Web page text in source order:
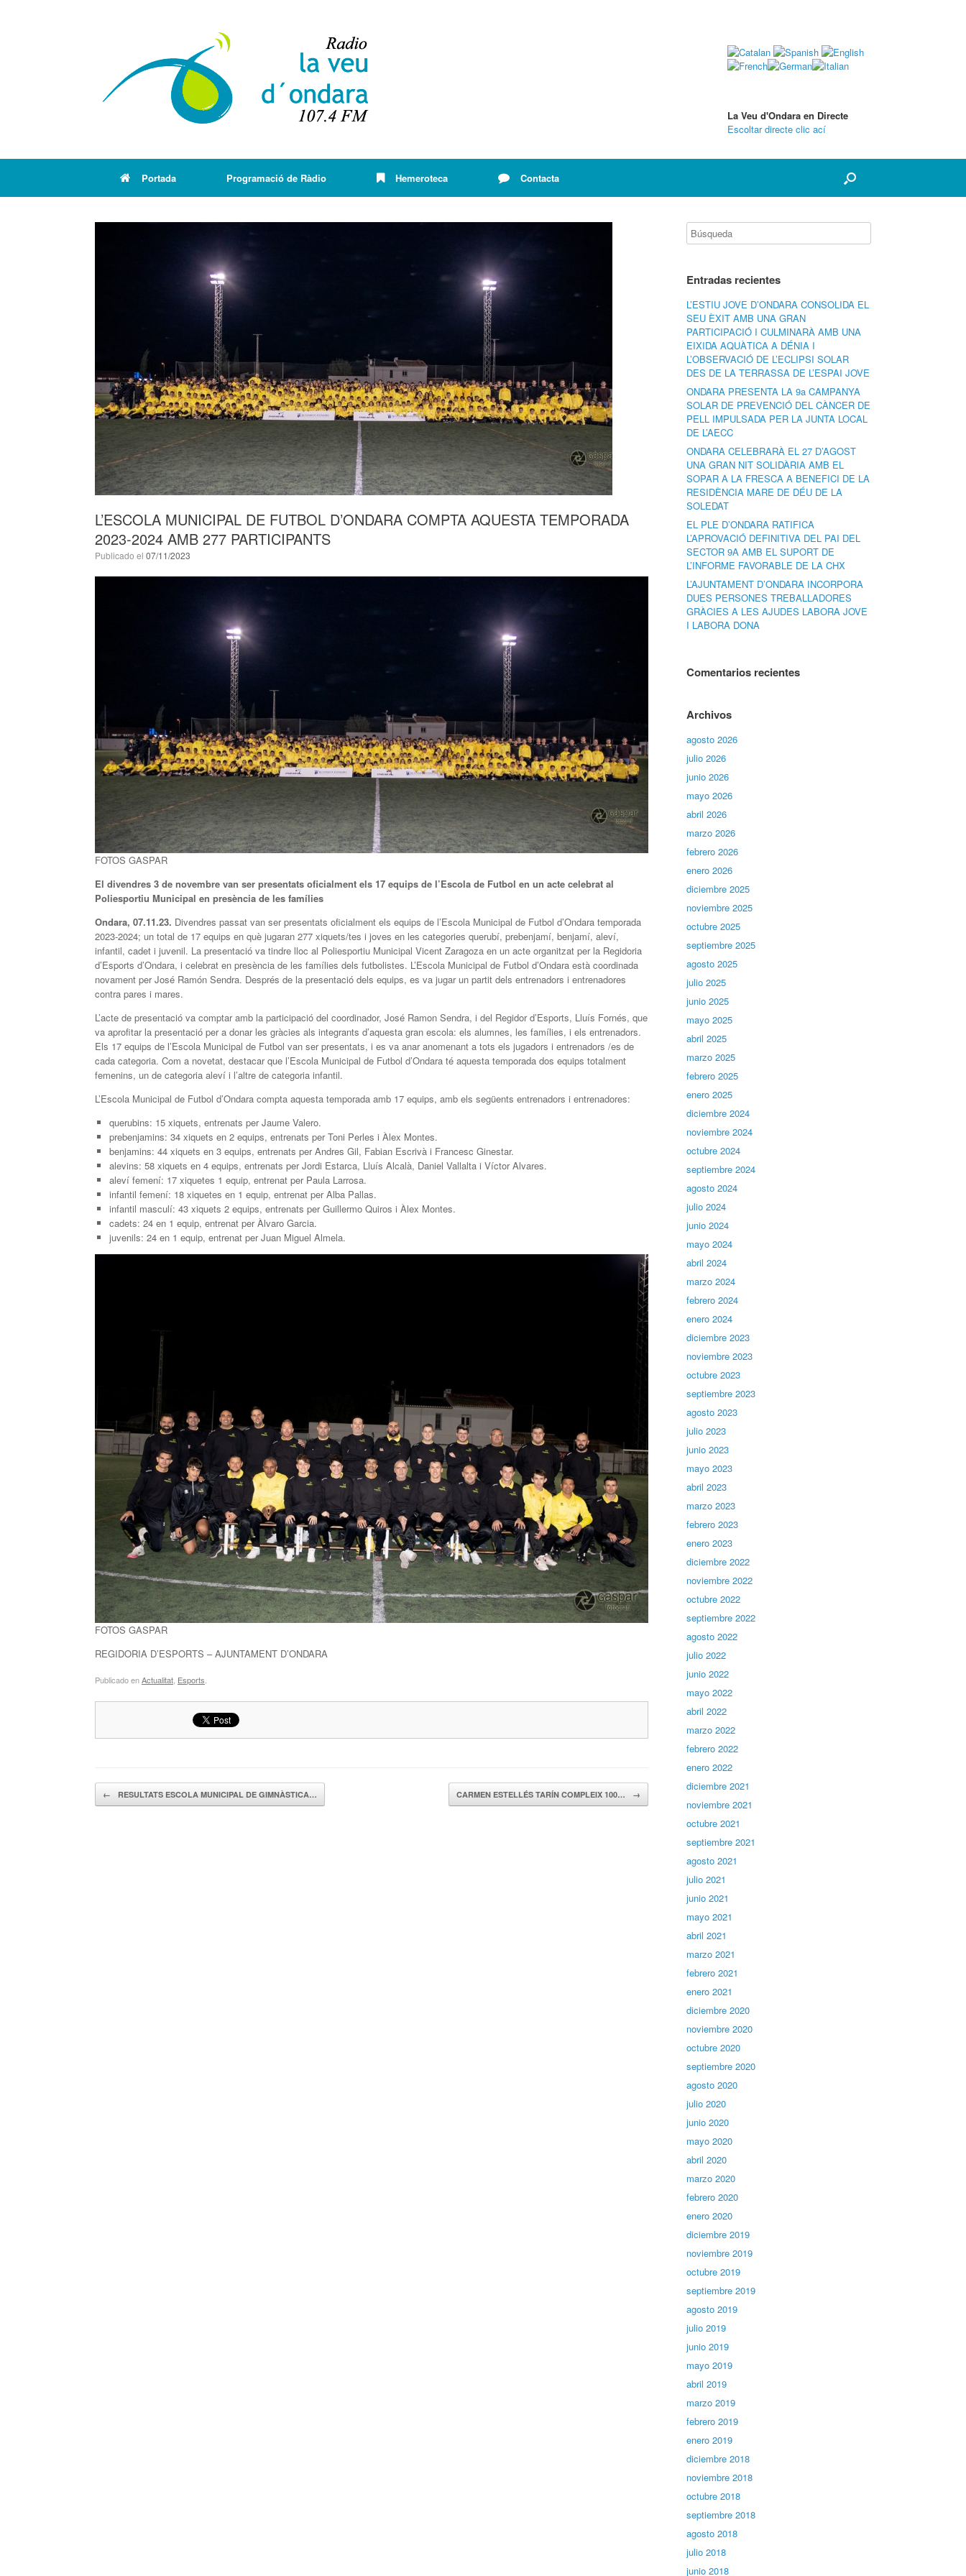
La Veu d'Ondara en Directe
Escoltar directe clic ací
Portada Programació de Ràdio Hemeroteca Contacta
L’ESCOLA MUNICIPAL DE FUTBOL D’ONDARA COMPTA AQUESTA TEMPORADA
2023-2024 AMB 277 PARTICIPANTS
Publicado el 07/11/2023
FOTOS GASPAR
El divendres 3 de novembre van ser presentats oficialment els 17 equips de l’Escola de Futbol en un acte celebrat al
Poliesportiu Municipal en presència de les famílies
Ondara, 07.11.23. Divendres passat van ser presentats oficialment els equips de l’Escola Municipal de Futbol d’Ondara temporada
2023-2024; un total de 17 equips en què jugaran 277 xiquets/tes i joves en les categories querubí, prebenjamí, benjamí, aleví,
infantil, cadet i juvenil. La presentació va tindre lloc al Poliesportiu Municipal Vicent Zaragoza en un acte organitzat per la Regidoria
d’Esports d’Ondara, i celebrat en presència de les famílies dels futbolistes. L’Escola Municipal de Futbol d’Ondara està coordinada
novament per José Ramón Sendra. Després de la presentació dels equips, es va jugar un partit dels entrenadors i entrenadores
contra pares i mares.
L’acte de presentació va comptar amb la participació del coordinador, José Ramon Sendra, i del Regidor d’Esports, Lluís Fornés, que
va aprofitar la presentació per a donar les gràcies als integrants d’aquesta gran escola: els alumnes, les famílies, i els entrenadors.
Els 17 equips de l’Escola Municipal de Futbol van ser presentats, i es va anar anomenant a tots els jugadors i entrenadors /es de
cada categoria. Com a novetat, destacar que l’Escola Municipal de Futbol d’Ondara té aquesta temporada dos equips totalment
femenins, un de categoria aleví i l’altre de categoria infantil.
L’Escola Municipal de Futbol d’Ondara compta aquesta temporada amb 17 equips, amb els següents entrenadors i entrenadores:
querubins: 15 xiquets, entrenats per Jaume Valero.
prebenjamins: 34 xiquets en 2 equips, entrenats per Toni Perles i Àlex Montes.
benjamins: 44 xiquets en 3 equips, entrenats per Andres Gil, Fabian Escrivà i Francesc Ginestar.
alevins: 58 xiquets en 4 equips, entrenats per Jordi Estarca, Lluís Alcalà, Daniel Vallalta i Víctor Alvares.
aleví femení: 17 xiquetes 1 equip, entrenat per Paula Larrosa.
infantil femení: 18 xiquetes en 1 equip, entrenat per Alba Pallas.
infantil masculí: 43 xiquets 2 equips, entrenats per Guillermo Quiros i Àlex Montes.
cadets: 24 en 1 equip, entrenat per Àlvaro Garcia.
juvenils: 24 en 1 equip, entrenat per Juan Miguel Almela.
FOTOS GASPAR
REGIDORIA D’ESPORTS – AJUNTAMENT D’ONDARA
Publicado enActualitat Esports
Navegador de artículos
← RESULTATS ESCOLA MUNICIPAL DE GIMNÀSTICA… CARMEN ESTELLÉS TARÍN COMPLEIX 100… →
Entradas recientes
L’ESTIU JOVE D’ONDARA CONSOLIDA EL
SEU ÈXIT AMB UNA GRAN
PARTICIPACIÓ I CULMINARÀ AMB UNA
EIXIDA AQUÀTICA A DÉNIA I
L’OBSERVACIÓ DE L’ECLIPSI SOLAR
DES DE LA TERRASSA DE L’ESPAI JOVE
ONDARA PRESENTA LA 9a CAMPANYA
SOLAR DE PREVENCIÓ DEL CÀNCER DE
PELL IMPULSADA PER LA JUNTA LOCAL
DE L’AECC
ONDARA CELEBRARÀ EL 27 D’AGOST
UNA GRAN NIT SOLIDÀRIA AMB EL
SOPAR A LA FRESCA A BENEFICI DE LA
RESIDÈNCIA MARE DE DÉU DE LA
SOLEDAT
EL PLE D’ONDARA RATIFICA
L’APROVACIÓ DEFINITIVA DEL PAI DEL
SECTOR 9A AMB EL SUPORT DE
L’INFORME FAVORABLE DE LA CHX
L’AJUNTAMENT D’ONDARA INCORPORA
DUES PERSONES TREBALLADORES
GRÀCIES A LES AJUDES LABORA JOVE
I LABORA DONA
Comentarios recientes
Archivos
agosto 2026
julio 2026
junio 2026
mayo 2026
abril 2026
marzo 2026
febrero 2026
enero 2026
diciembre 2025
noviembre 2025
octubre 2025
septiembre 2025
agosto 2025
julio 2025
junio 2025
mayo 2025
abril 2025
marzo 2025
febrero 2025
enero 2025
diciembre 2024
noviembre 2024
octubre 2024
septiembre 2024
agosto 2024
julio 2024
junio 2024
mayo 2024
abril 2024
marzo 2024
febrero 2024
enero 2024
diciembre 2023
noviembre 2023
octubre 2023
septiembre 2023
agosto 2023
julio 2023
junio 2023
mayo 2023
abril 2023
marzo 2023
febrero 2023
enero 2023
diciembre 2022
noviembre 2022
octubre 2022
septiembre 2022
agosto 2022
julio 2022
junio 2022
mayo 2022
abril 2022
marzo 2022
febrero 2022
enero 2022
diciembre 2021
noviembre 2021
octubre 2021
septiembre 2021
agosto 2021
julio 2021
junio 2021
mayo 2021
abril 2021
marzo 2021
febrero 2021
enero 2021
diciembre 2020
noviembre 2020
octubre 2020
septiembre 2020
agosto 2020
julio 2020
junio 2020
mayo 2020
abril 2020
marzo 2020
febrero 2020
enero 2020
diciembre 2019
noviembre 2019
octubre 2019
septiembre 2019
agosto 2019
julio 2019
junio 2019
mayo 2019
abril 2019
marzo 2019
febrero 2019
enero 2019
diciembre 2018
noviembre 2018
octubre 2018
septiembre 2018
agosto 2018
julio 2018
junio 2018